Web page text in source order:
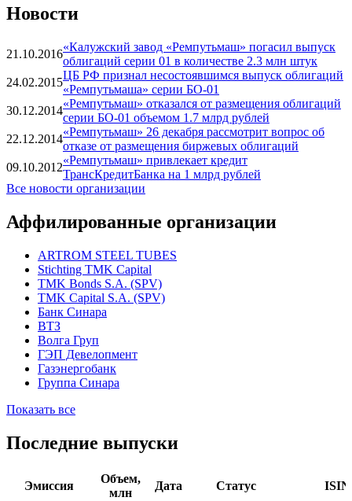
Новости
21.10.2016
«Калужский завод «Ремпутьмаш» погасил выпуск
облигаций серии 01 в количестве 2.3 млн штук
24.02.2015
ЦБ РФ признал несостоявшимся выпуск облигаций
«Ремпутьмаша» серии БО-01
30.12.2014
«Ремпутьмаш» отказался от размещения облигаций
серии БО-01 объемом 1.7 млрд рублей
22.12.2014
«Ремпутьмаш» 26 декабря рассмотрит вопрос об
отказе от размещения биржевых облигаций
09.10.2012
«Ремпутьмаш» привлекает кредит
ТрансКредитБанка на 1 млрд рублей
Все новости организации
Аффилированные организации
ARTROM STEEL TUBES
Stichting TMK Capital
TMK Bonds S.A. (SPV)
TMK Capital S.A. (SPV)
Банк Синара
ВТЗ
Волга Груп
ГЭП Девелопмент
Газэнергобанк
Группа Синара
Показать все
Последние выпуски
Эмиссия
Объем,
млн
Дата Статус
ISIN